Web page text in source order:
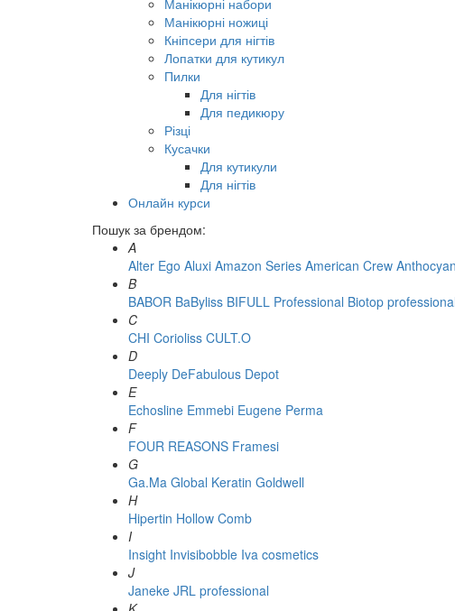
Манікюрні набори
Манікюрні ножиці
Кніпсери для нігтів
Лопатки для кутикул
Пилки
Для нігтів
Для педикюру
Різці
Кусачки
Для кутикули
Для нігтів
Онлайн курси
Пошук за брендом:
A
Alter Ego Aluxi Amazon Series American Crew
B
BABOR BaByliss BIFULL Professional Biotop professional
C
CHI Corioliss CULT.O
D
Deeply DeFabulous Depot
E
Echosline Emmebi Eugene Perma
F
FOUR REASONS Framesi
G
Ga.Ma Global Keratin Goldwell
H
Hipertin Hollow Comb
I
Insight Invisibobble Iva cosmetics
J
Janeke JRL professional